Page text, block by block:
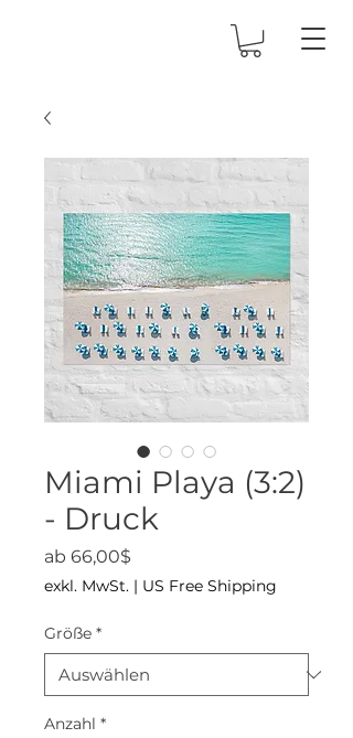
Miami Playa (3:2)
- Druck
ab 66,00$
exkl. MwSt. | US Free Shipping
Größe *
Anzahl *